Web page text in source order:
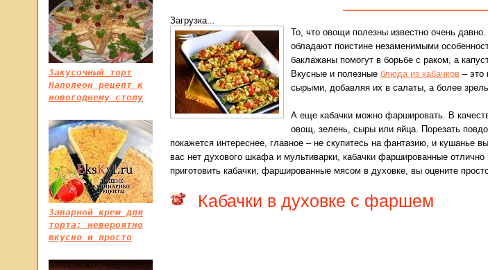
Загрузка...
То, что овощи полезны известно очень
обладают поистине незаменимыми
баклажаны помогут в борьбе с раком, а
Вкусные и полезные блюда из кабачков – это
сырыми, добавляя их в салаты, а более
А еще кабачки можно фаршировать. В
овощ, зелень, сыры или яйца. Порезать
покажется интереснее, главное – не скупитесь на фантазию, и кушанье
вас нет духового шкафа и мультиварки, кабачки фаршированные
приготовить кабачки, фаршированные мясом в духовке, вы оцените
Кабачки в духовке с фаршем
Закусочный торт
Наполеон рецепт к
новогоднему столу
Заварной крем для
торта: невероятно
вкусно и просто